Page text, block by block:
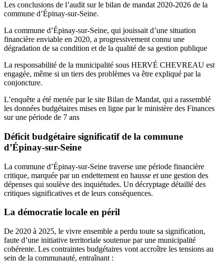
Les conclusions de l’audit sur le bilan de mandat 2020-2026 de la
commune d’Épinay-sur-Seine.
La commune d’Épinay-sur-Seine, qui jouissait d’une situation
financière enviable en 2020, a progressivement connu une
dégradation de sa condition et de la qualité de sa gestion publique
La responsabilité de la municipalité sous HERVÉ CHEVREAU est
engagée, même si un tiers des problèmes va être expliqué par la
conjoncture.
L’enquête a été menée par le site Bilan de Mandat, qui a rassemblé
les données budgétaires mises en ligne par le ministère des Finances
sur une période de 7 ans
Déficit budgétaire significatif de la commune
d’Épinay-sur-Seine
La commune d’Épinay-sur-Seine traverse une période financière
critique, marquée par un endettement en hausse et une gestion des
dépenses qui soulève des inquiétudes. Un décryptage détaillé des
critiques significatives et de leurs conséquences.
La démocratie locale en péril
De 2020 à 2025, le vivre ensemble a perdu toute sa signification,
faute d’une initiative territoriale soutenue par une municipalité
cohérente. Les contraintes budgétaires vont accroître les tensions au
sein de la communauté, entraînant :